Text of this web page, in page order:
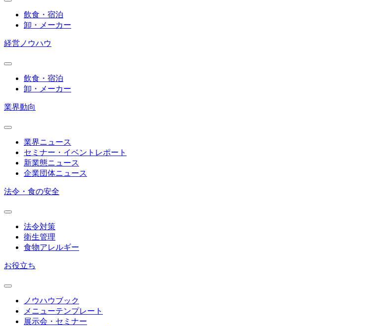
飲食・宿泊
卸・メーカー
経営ノウハウ
飲食・宿泊
卸・メーカー
業界動向
業界ニュース
セミナー・イベントレポート
新業態ニュース
企業団体ニュース
法令・食の安全
法令対策
衛生管理
食物アレルギー
お役立ち
ノウハウブック
メニューテンプレート
展示会・セミナー